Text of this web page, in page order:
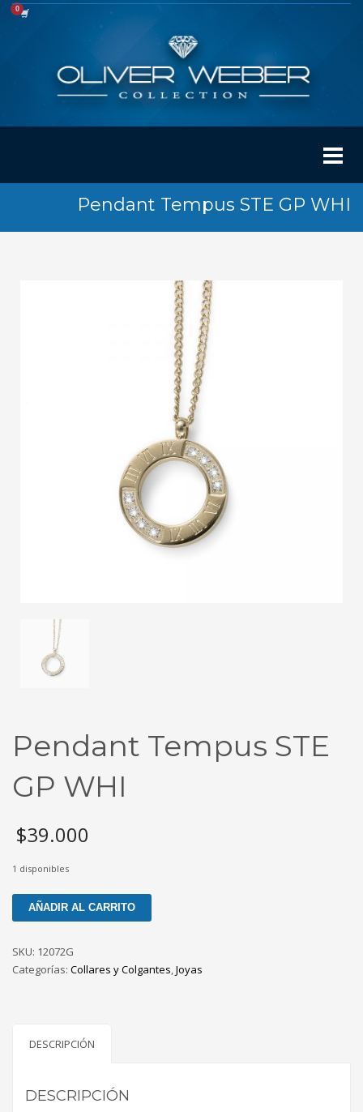
Pendant Tempus STE GP WHI
Pendant Tempus STE
GP WHI
$39.000
1 disponibles
Pendant
Tempus
GP
WHI
AÑADIR AL CARRITO
SKU: 12072G
Categorías: Collares y Colgantes,Joyas
DESCRIPCIÓN
DESCRIPCIÓN